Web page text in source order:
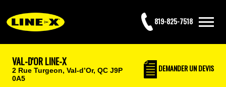
819-825-7518
VAL-D'OR LINE-X
2 Rue Turgeon, Val-d’Or, QC J9P
0A5
DEMANDER UN DEVIS